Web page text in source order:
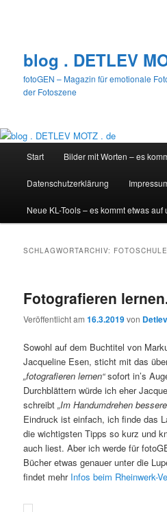
blog . DETLEV
fotoGEN – Magazin für emotionale
der Fotoszene
Start Bilder mit Worten – es
Datenschutzerklärung
Neue KL-Tools – es kommt etwas auf
SCHLAGWORTARCHIV: FOTOSCHULE
Fotografieren
Veröffentlicht am16.3.2019von
Sowohl auf dem Buchtitel von
Jacqueline Esen, sticht mit das
„fotografieren lernen“sofort in’s
Durchblättern würde ich eher
schreibt„Im Handumdrehen
Eindruck ist einfach, ich finde das
die wichtigsten Tipps so kurz und
auch liest. Aber ich werde für
Bücher etwas genauer unter die
findet mehr Infos beim Rheinwerk-